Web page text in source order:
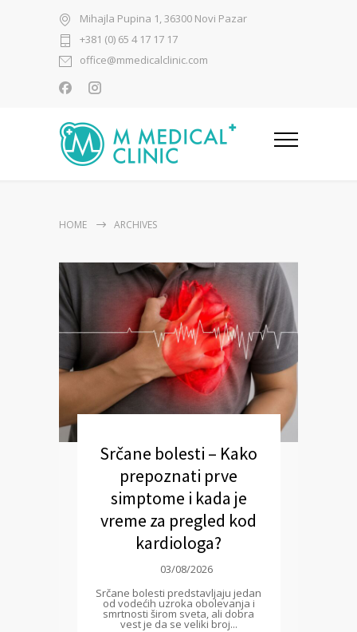
Mihajla Pupina 1, 36300 Novi Pazar
+381 (0) 65 4 17 17 17
office@mmedicalclinic.com
HOME ARCHIVES
Srčane bolesti – Kako
prepoznati prve
simptome i kada je
vreme za pregled kod
kardiologa?
03/08/2026
Srčane bolesti predstavljaju jedan
od vodećih uzroka obolevanja i
smrtnosti širom sveta, ali dobra
vest je da se veliki broj...